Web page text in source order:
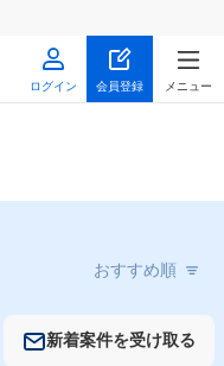
ログイン 会員登録 メニュー
新着案件を受け取る